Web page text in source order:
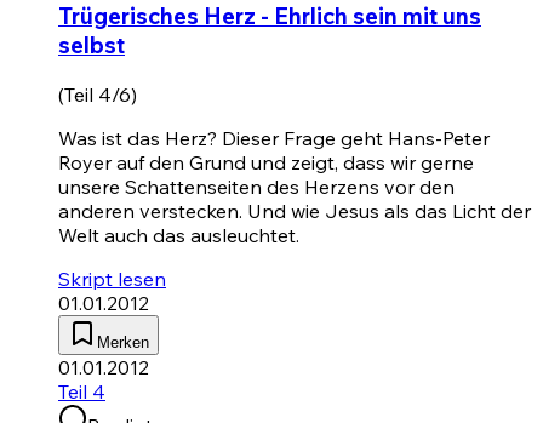
Trügerisches Herz - Ehrlich sein mit uns
selbst
(Teil 4/6)
Was ist das Herz? Dieser Frage geht Hans-Peter
Royer auf den Grund und zeigt, dass wir gerne
unsere Schattenseiten des Herzens vor den
anderen verstecken. Und wie Jesus als das Licht der
Welt auch das ausleuchtet.
Skript lesen
01.01.2012
Merken
01.01.2012
Teil 4